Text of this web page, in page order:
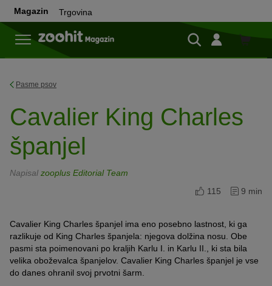
Magazin Trgovina
Pasme psov
Cavalier King Charles
španjel
Napisal zooplus Editorial Team
115
9 min
Cavalier King Charles španjel ima eno posebno lastnost, ki ga
razlikuje od King Charles španjela: njegova dolžina nosu. Obe
pasmi sta poimenovani po kraljih Karlu I. in Karlu II., ki sta bila
velika oboževalca španjelov. Cavalier King Charles španjel je vse
do danes ohranil svoj prvotni šarm.